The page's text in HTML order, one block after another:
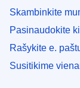
Skambinkite
Pasinaudokite
Rašykite e.
Susitikime